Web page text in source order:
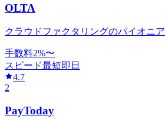
OLTA
クラウドファクタリングのパイオニア
手数料2%〜
スピード最短即日
4.7
2
PayToday